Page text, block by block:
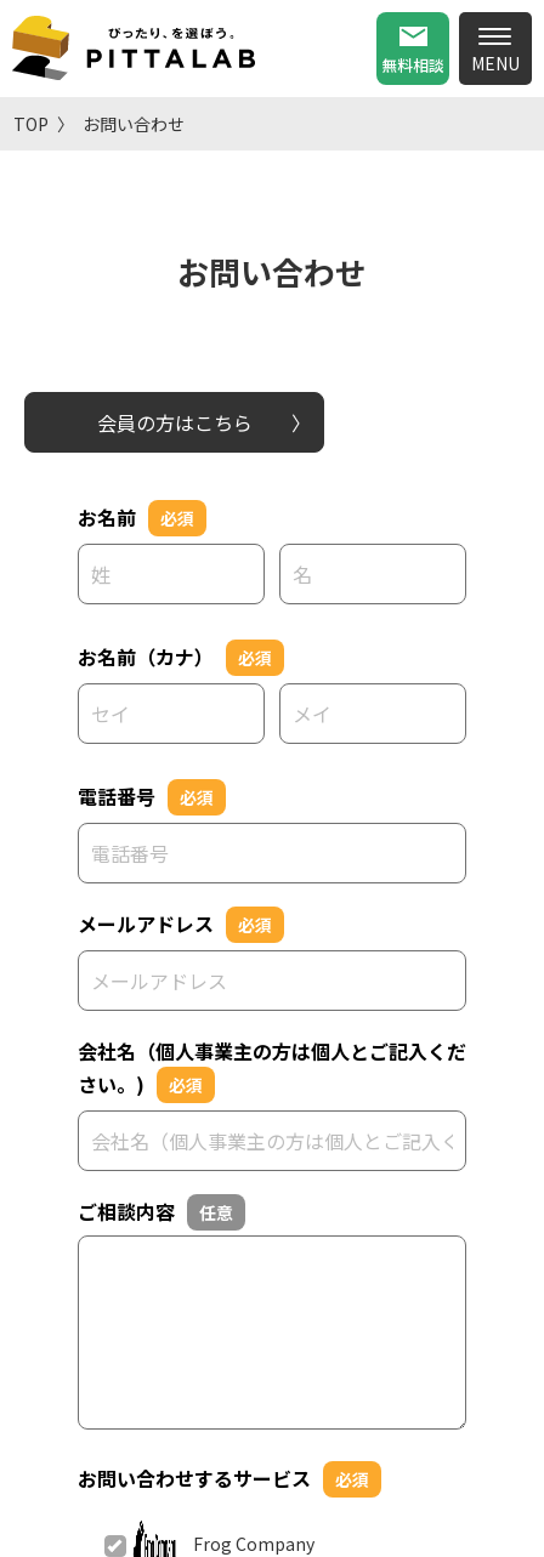
無料相談
TOP お問い合わせ
お問い合わせ
会員の方はこちら
お名前 必須
お名前（カナ） 必須
電話番号 必須
メールアドレス 必須
会社名（個人事業主の方は個人とご記入くだ
さい。)
必須
ご相談内容 任意
お問い合わせするサービス 必須
Frog Company